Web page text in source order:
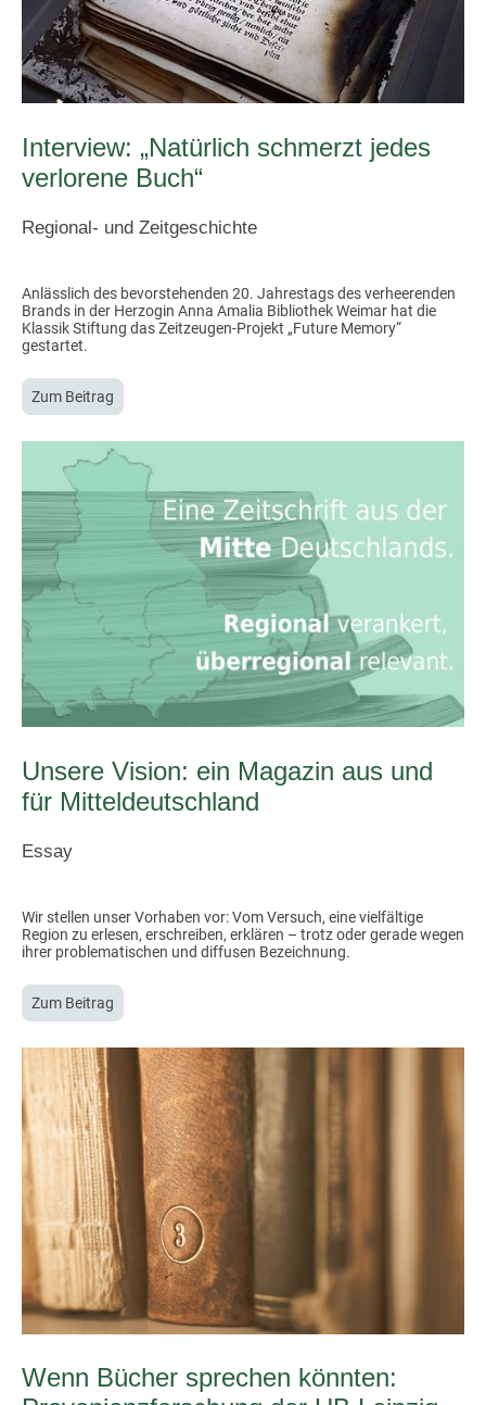
Interview: „Natürlich schmerzt jedes
verlorene Buch“
Regional- und Zeitgeschichte
Anlässlich des bevorstehenden 20. Jahrestags des verheerenden
Brands in der Herzogin Anna Amalia Bibliothek Weimar hat die
Klassik Stiftung das Zeitzeugen-Projekt „Future Memory“
gestartet.
Zum Beitrag
Unsere Vision: ein Magazin aus und
für Mitteldeutschland
Essay
Wir stellen unser Vorhaben vor: Vom Versuch, eine vielfältige
Region zu erlesen, erschreiben, erklären – trotz oder gerade wegen
ihrer problematischen und diffusen Bezeichnung.
Zum Beitrag
Wenn Bücher sprechen könnten: